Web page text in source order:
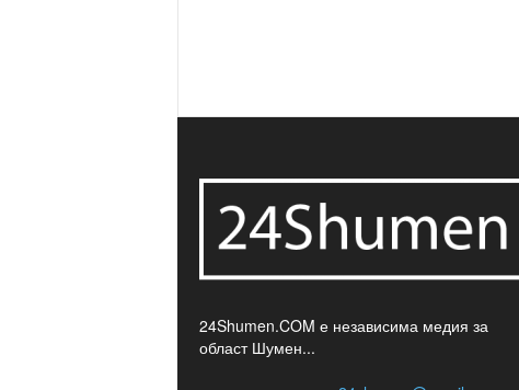
24Shumen.COM е независима медия за
област Шумен...